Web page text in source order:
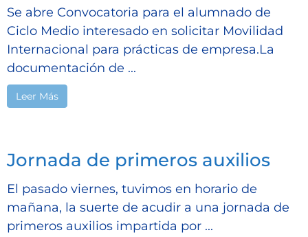
Se abre Convocatoria para el alumnado de
Ciclo Medio interesado en solicitar Movilidad
Internacional para prácticas de empresa.La
documentación de ...
Leer Más
Jornada de primeros auxilios
El pasado viernes, tuvimos en horario de
mañana, la suerte de acudir a una jornada de
primeros auxilios impartida por ...